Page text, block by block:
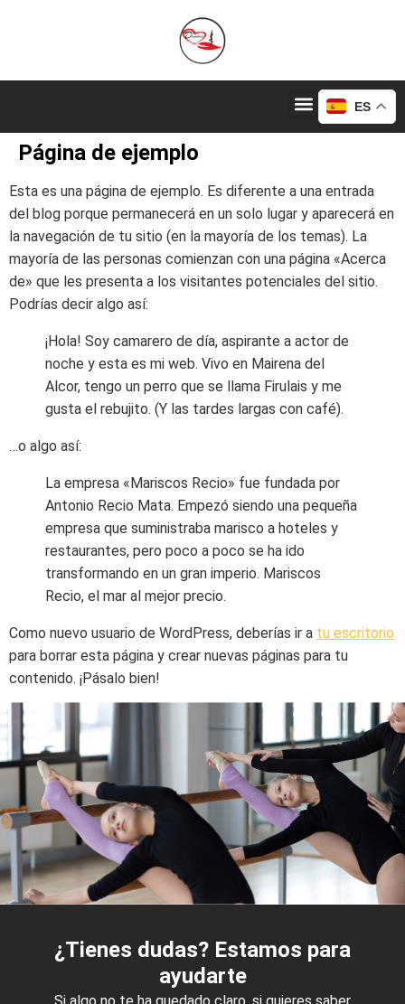
ES
Página de ejemplo
Esta es una página de ejemplo. Es diferente a una entrada
del blog porque permanecerá en un solo lugar y aparecerá en
la navegación de tu sitio (en la mayoría de los temas). La
mayoría de las personas comienzan con una página «Acerca
de» que les presenta a los visitantes potenciales del sitio.
Podrías decir algo así:
¡Hola! Soy camarero de día, aspirante a actor de
noche y esta es mi web. Vivo en Mairena del
Alcor, tengo un perro que se llama Firulais y me
gusta el rebujito. (Y las tardes largas con café).
…o algo así:
La empresa «Mariscos Recio» fue fundada por
Antonio Recio Mata. Empezó siendo una pequeña
empresa que suministraba marisco a hoteles y
restaurantes, pero poco a poco se ha ido
transformando en un gran imperio. Mariscos
Recio, el mar al mejor precio.
Como nuevo usuario de WordPress, deberías ir a tu escritorio
para borrar esta página y crear nuevas páginas para tu
contenido. ¡Pásalo bien!
¿Tienes dudas? Estamos para
ayudarte